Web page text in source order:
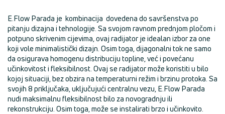
E.Flow Parada je kombinacija dovedena do savršenstva po
pitanju dizajna i tehnologije. Sa svojom ravnom prednjom pločom i
potpuno skrivenim cijevima, ovaj radijator je idealan izbor za one
koji vole minimalistički dizajn. Osim toga, dijagonalni tok ne samo
da osigurava homogenu distribuciju topline, već i povećanu
učinkovitost i fleksibilnost. Ovaj se radijator može koristiti u bilo
kojoj situaciji, bez obzira na temperaturni režim i brzinu protoka. Sa
svojih 8 priključaka, uključujući centralnu vezu, E.Flow Parada
nudi maksimalnu fleksibilnost bilo za novogradnju ili
rekonstrukciju. Osim toga, može se instalirati brzo i učinkovito.